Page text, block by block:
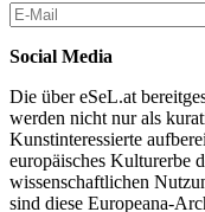
Social Media
Die über eSeL.at
werden nicht nur als
Kunstinteressierte
europäisches Kulturerbe
wissenschaftlichen
sind diese Europeana-